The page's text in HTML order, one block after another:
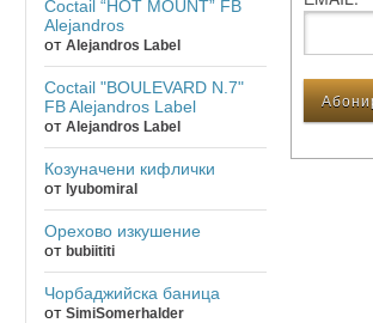
Coctail “HOT MOUNT” FB
Alejandros
от Alejandros Label
Coctail "BOULEVARD N.7"
FB Alejandros Label
от Alejandros Label
Козуначени кифлички
от lyubomiral
Орехово изкушение
от bubiititi
Чорбаджийска баница
от SimiSomerhalder